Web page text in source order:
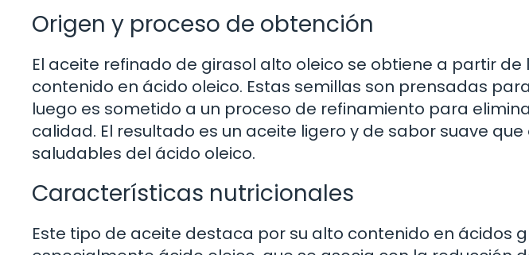
Origen y proceso de obtención
El aceite refinado de girasol alto oleico se obtiene a partir
contenido en ácido oleico. Estas semillas son prensadas
luego es sometido a un proceso de refinamiento para
calidad. El resultado es un aceite ligero y de sabor suave
saludables del ácido oleico.
Características nutricionales
Este tipo de aceite destaca por su alto contenido en ácidos